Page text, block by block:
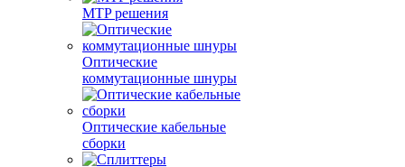
MTP решения
Оптические
коммутационные шнуры
Оптические кабельные
сборки